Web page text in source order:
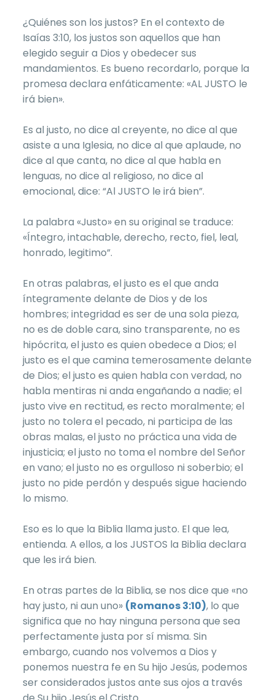
¿Quiénes son los justos? En el contexto de
Isaías 3:10, los justos son aquellos que han
elegido seguir a Dios y obedecer sus
mandamientos. Es bueno recordarlo, porque la
promesa declara enfáticamente: «AL JUSTO le
irá bien».
Es al justo, no dice al creyente, no dice al que
asiste a una Iglesia, no dice al que aplaude, no
dice al que canta, no dice al que habla en
lenguas, no dice al religioso, no dice al
emocional, dice: “Al JUSTO le irá bien”.
La palabra «Justo» en su original se traduce:
«Íntegro, intachable, derecho, recto, fiel, leal,
honrado, legitimo”.
En otras palabras, el justo es el que anda
íntegramente delante de Dios y de los
hombres; integridad es ser de una sola pieza,
no es de doble cara, sino transparente, no es
hipócrita, el justo es quien obedece a Dios; el
justo es el que camina temerosamente delante
de Dios; el justo es quien habla con verdad, no
habla mentiras ni anda engañando a nadie; el
justo vive en rectitud, es recto moralmente; el
justo no tolera el pecado, ni participa de las
obras malas, el justo no práctica una vida de
injusticia; el justo no toma el nombre del Señor
en vano; el justo no es orgulloso ni soberbio; el
justo no pide perdón y después sigue haciendo
lo mismo.
Eso es lo que la Biblia llama justo. El que lea,
entienda. A ellos, a los JUSTOS la Biblia declara
que les irá bien.
En otras partes de la Biblia, se nos dice que «no
hay justo, ni aun uno» (Romanos 3:10), lo que
significa que no hay ninguna persona que sea
perfectamente justa por sí misma. Sin
embargo, cuando nos volvemos a Dios y
ponemos nuestra fe en Su hijo Jesús, podemos
ser considerados justos ante sus ojos a través